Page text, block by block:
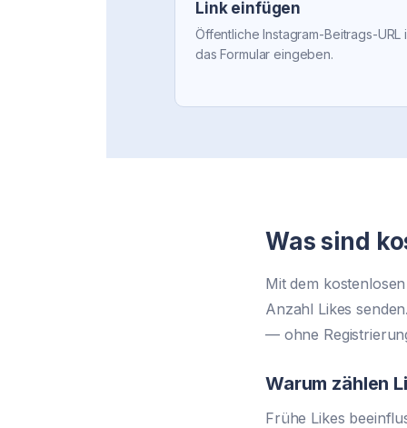
Link einfügen
Öffentliche Instagram-Beitrags-URL
das Formular eingeben.
Was sind
Mit dem
Anzahl Likes
— ohne
Warum zählen
Frühe Likes